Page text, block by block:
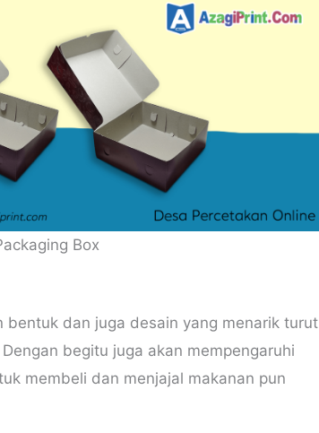
Box
dan juga desain yang menarik turut
begitu juga akan mempengaruhi
membeli dan menjajal makanan pun